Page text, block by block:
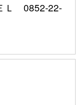
Ｌ 0852-22-